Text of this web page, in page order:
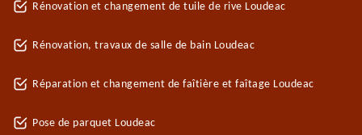
Rénovation et changement de tuile de rive Loudeac
Rénovation, travaux de salle de bain Loudeac
Réparation et changement de faîtière et faîtage Loudeac
Pose de parquet Loudeac